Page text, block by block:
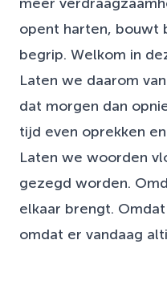
meer
opent harten, bouwt
begrip. Welkom in
Laten we daarom
dat morgen dan
tijd even oprekken
Laten we woorden
gezegd worden.
elkaar brengt.
omdat er vandaag